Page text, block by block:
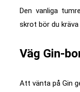
Den vanliga
skrot bör du kräva
Väg Gin-
Att vänta på Gin